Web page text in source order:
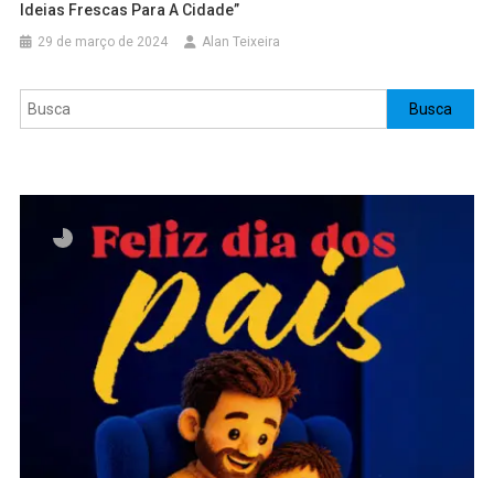
Ideias Frescas Para A Cidade”
29 de março de 2024 Alan Teixeira
Pesquisar Busca